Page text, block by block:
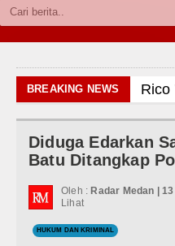
Politik
Olahraga
BREAKING NEWSRico
Kurang
Serapan
Diduga Edarkan
Batu Ditangkap
Oleh : Radar Medan |
Lihat
HUKUM DAN KRIMINAL